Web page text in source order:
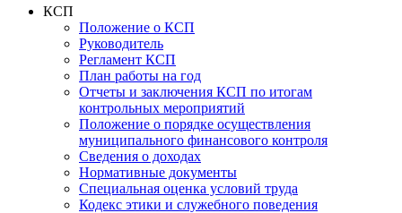
КСП
Положение о КСП
Руководитель
Регламент КСП
План работы на год
Отчеты и заключения КСП по итогам
контрольных мероприятий
Положение о порядке осуществления
муниципального финансового контроля
Сведения о доходах
Нормативные документы
Специальная оценка условий труда
Кодекс этики и служебного поведения